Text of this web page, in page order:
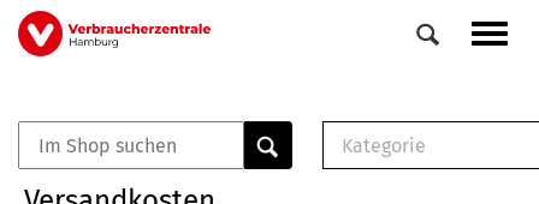
Direkt
zum
Veranstaltungen
0
Kategorie